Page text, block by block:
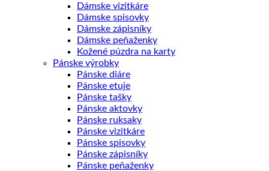
Dámske vizitkáre
Dámske spisovky
Dámske zápisníky
Dámske peňaženky
Kožené púzdra na karty
Pánske výrobky
Pánske diáre
Pánske etuje
Pánske tašky
Pánske aktovky
Pánske ruksaky
Pánske vizitkáre
Pánske spisovky
Pánske zápisníky
Pánske peňaženky